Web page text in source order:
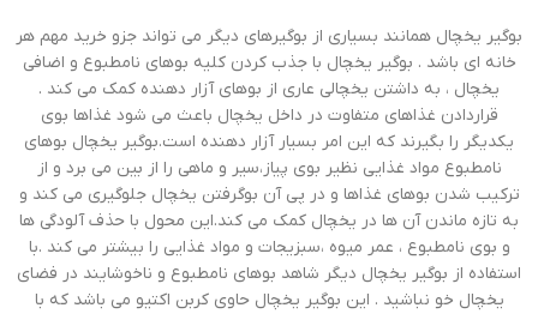
بوگیر یخچال همانند بسیاری از بوگیرهای دیگر می تواند جزو خرید مهم هر
خانه ای باشد . بوگیر یخچال با جذب کردن کلیه بوهای نامطبوع و اضافی
یخچال ، به داشتن یخچالی عاری از بوهای آزار دهنده کمک می کند .
قراردادن غذاهای متفاوت در داخل یخچال باعث می شود غذاها بوی
یکدیگر را بگیرند که این امر بسیار آزار دهنده است.بوگیر یخچال بوهای
نامطبوع مواد غذایی نظیر بوی پیاز،سیر و ماهی را از بین می برد و از
ترکیب شدن بوهای غذاها و در پی آن بوگرفتن یخچال جلوگیری می کند و
به تازه ماندن آن ها در یخچال کمک می کند.این محول با حذف آلودگی ها
و بوی نامطبوع ، عمر میوه ،سبزیجات و مواد غذایی را بیشتر می کند .با
استفاده از بوگیر یخچال دیگر شاهد بوهای نامطبوع و ناخوشایند در فضای
یخچال خو نباشید . این بوگیر یخچال حاوی کربن اکتیو می باشد که با